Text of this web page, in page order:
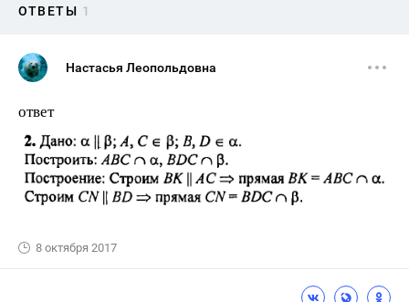
ОТВЕТЫ 1
Настасья Леопольдовна
ответ
8 октября 2017